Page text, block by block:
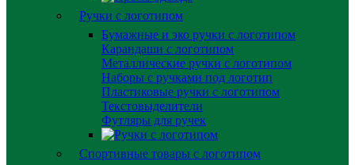
Ручки с логотипом
Бумажные и эко ручки с логотипом
Карандаши с логотипом
Металлические ручки с логотипом
Наборы с ручками под логотип
Пластиковые ручки с логотипом
Текстовыделители
Футляры для ручек
Спортивные товары с логотипом